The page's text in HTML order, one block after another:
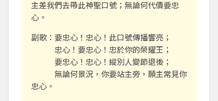
主差我們去帶此神聖口號；無論何代價要忠
心。
副歌：要忠心！忠心！此口號傳播響亮；
忠心！要忠心！忠於你的榮耀王；
要忠心！忠心！縱別人變節退後；
無論何景況，你要站主旁，願主常見你
忠心。